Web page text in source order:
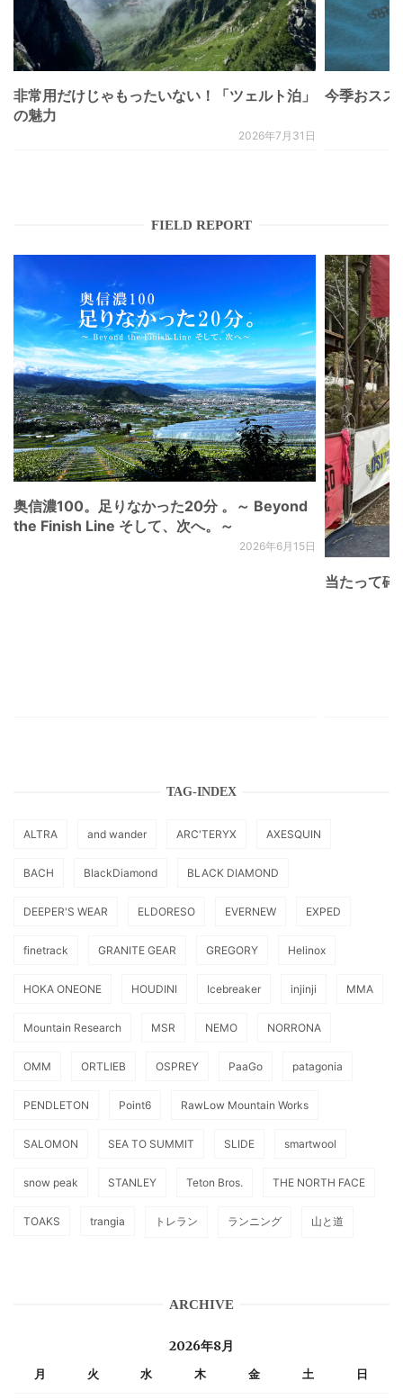
非常用だけじゃもったいない！「ツェルト泊」
の魅力
2026年7月31日
今季おスス
FIELD REPORT
奥信濃100。足りなかった20分 。～ Beyond
the Finish Line そして、次へ。～
2026年6月15日
当たって砕
TAG-INDEX
ALTRA and wander ARC'TERYX AXESQUIN
BACH BlackDiamond BLACK DIAMOND
DEEPER'S WEAR ELDORESO EVERNEW EXPED
finetrack GRANITE GEAR GREGORY Helinox
HOKA ONEONE HOUDINI Icebreaker injinji MMA
Mountain Research MSR NEMO NORRONA
OMM ORTLIEB OSPREY PaaGo patagonia
PENDLETON Point6 RawLow Mountain Works
SALOMON SEA TO SUMMIT SLIDE smartwool
snow peak STANLEY Teton Bros. THE NORTH FACE
TOAKS trangia トレラン ランニング 山と道
ARCHIVE
2026年8月
月 火 水 木 金 土 日